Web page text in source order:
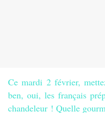
Ce mardi 2 février,
ben, oui, les français
chandeleur ! Quelle